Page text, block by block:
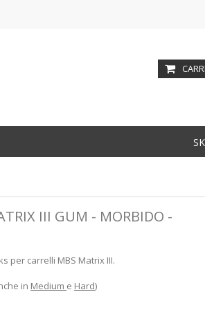
III GUM - MORBIDO -
per carrelli MBS Matrix III.
in Medium e Hard)